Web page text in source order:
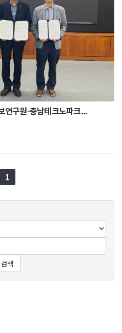
연구원-충남테크노파크...
1
검색